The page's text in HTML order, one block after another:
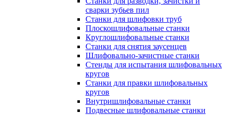
сварки зубьев пил
Станки для шлифовки труб
Плоскошлифовальные станки
Круглошлифовальные станки
Станки для снятия заусенцев
Шлифовально-зачистные станки
Стенды для испытания шлифовальных
кругов
Станки для правки шлифовальных
кругов
Внутришлифовальные станки
Подвесные шлифовальные станки